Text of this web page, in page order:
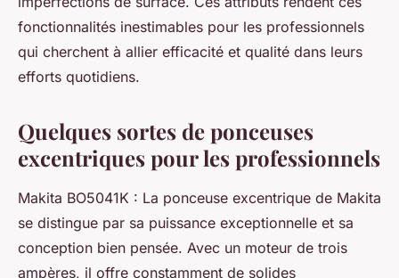
fonctionnalités inestimables pour les professionnels
qui cherchent à allier efficacité et qualité dans leurs
efforts quotidiens.
Quelques sortes de ponceuses
excentriques pour les professionnels
Makita BO5041K : La ponceuse excentrique de Makita
se distingue par sa puissance exceptionnelle et sa
conception bien pensée. Avec un moteur de trois
ampères, il offre constamment de solides